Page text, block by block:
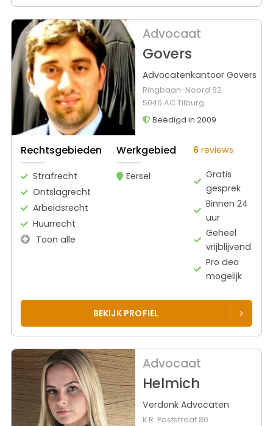
Advocaat
Govers
Advocatenkantoor Govers
Ringbaan-Noord 62
5046 AC Tilburg
Beëdigd in 2009
Rechtsgebieden
Strafrecht
Ontslagrecht
Arbeidsrecht
Huurrecht
Toon alle
Werkgebied
Eersel
6 reviews
Gratis
gesprek
Binnen 24
uur
Geheel
vrijblijvend
Pro deo
mogelijk
BEKIJK PROFIEL
Advocaat
Helmich
Verdonk Advocaten
K.R. Poststraat 80